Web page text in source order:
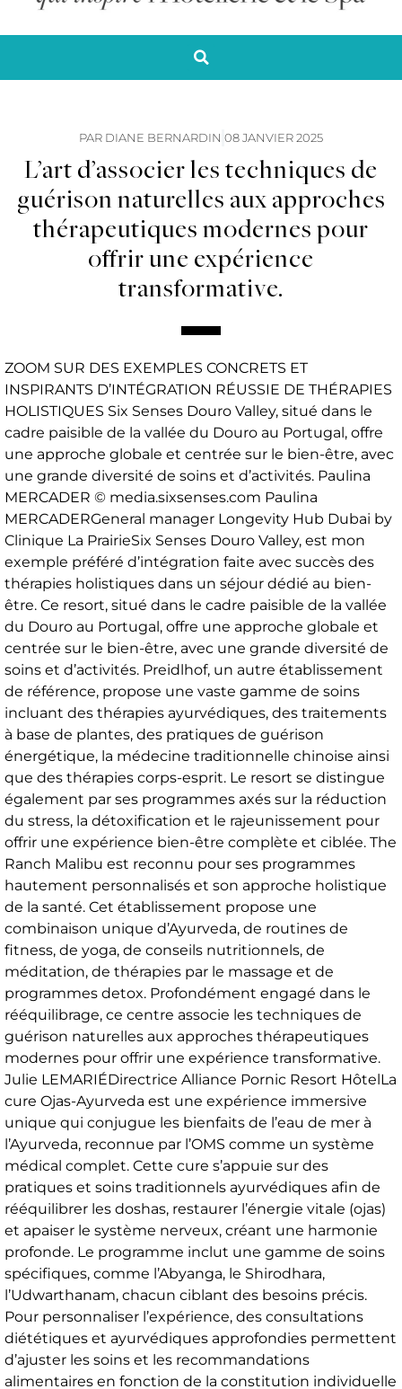
PAR DIANE BERNARDIN 08 JANVIER 2025
L’art d’associer les techniques de
guérison naturelles aux approches
thérapeutiques modernes pour
offrir une expérience
transformative.
ZOOM SUR DES EXEMPLES CONCRETS ET
INSPIRANTS D’INTÉGRATION RÉUSSIE DE THÉRAPIES
HOLISTIQUES Six Senses Douro Valley, situé dans le
cadre paisible de la vallée du Douro au Portugal, offre
une approche globale et centrée sur le bien-être, avec
une grande diversité de soins et d’activités. Paulina
MERCADER © media.sixsenses.com Paulina
MERCADERGeneral manager Longevity Hub Dubai by
Clinique La PrairieSix Senses Douro Valley, est mon
exemple préféré d’intégration faite avec succès des
thérapies holistiques dans un séjour dédié au bien-
être. Ce resort, situé dans le cadre paisible de la vallée
du Douro au Portugal, offre une approche globale et
centrée sur le bien-être, avec une grande diversité de
soins et d’activités. Preidlhof, un autre établissement
de référence, propose une vaste gamme de soins
incluant des thérapies ayurvédiques, des traitements
à base de plantes, des pratiques de guérison
énergétique, la médecine traditionnelle chinoise ainsi
que des thérapies corps-esprit. Le resort se distingue
également par ses programmes axés sur la réduction
du stress, la détoxification et le rajeunissement pour
offrir une expérience bien-être complète et ciblée. The
Ranch Malibu est reconnu pour ses programmes
hautement personnalisés et son approche holistique
de la santé. Cet établissement propose une
combinaison unique d’Ayurveda, de routines de
fitness, de yoga, de conseils nutritionnels, de
méditation, de thérapies par le massage et de
programmes detox. Profondément engagé dans le
rééquilibrage, ce centre associe les techniques de
guérison naturelles aux approches thérapeutiques
modernes pour offrir une expérience transformative.
Julie LEMARIÉDirectrice Alliance Pornic Resort HôtelLa
cure Ojas-Ayurveda est une expérience immersive
unique qui conjugue les bienfaits de l’eau de mer à
l’Ayurveda, reconnue par l’OMS comme un système
médical complet. Cette cure s’appuie sur des
pratiques et soins traditionnels ayurvédiques afin de
rééquilibrer les doshas, restaurer l’énergie vitale (ojas)
et apaiser le système nerveux, créant une harmonie
profonde. Le programme inclut une gamme de soins
spécifiques, comme l’Abyanga, le Shirodhara,
l’Udwarthanam, chacun ciblant des besoins précis.
Pour personnaliser l’expérience, des consultations
diététiques et ayurvédiques approfondies permettent
d’ajuster les soins et les recommandations
alimentaires en fonction de la constitution individuelle